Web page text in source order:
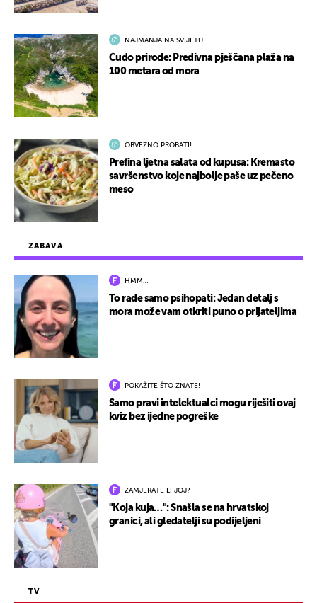
ZABAVA
HMM…
To rade samo psihopati: Jedan detalj s
mora može vam otkriti puno o prijateljima
POKAŽITE ŠTO ZNATE!
Samo pravi intelektualci mogu riješiti ovaj
kviz bez ijedne pogreške
ZAMJERATE LI JOJ?
"Koja kuja…": Snašla se na hrvatskoj
granici, ali gledatelji su podijeljeni
TV
NAJMANJA NA SVIJETU
Čudo prirode: Predivna pješčana plaža na
100 metara od mora
OBVEZNO PROBATI!
Prefina ljetna salata od kupusa: Kremasto
savršenstvo koje najbolje paše uz pečeno
meso